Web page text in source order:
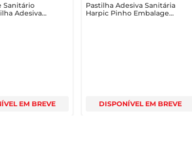
Sanitário
Adesiva
EM BREVE
Pastilha Adesiva Sanitária
Harpic Pinho Embalagem
DISPONÍVEL EM BREVE